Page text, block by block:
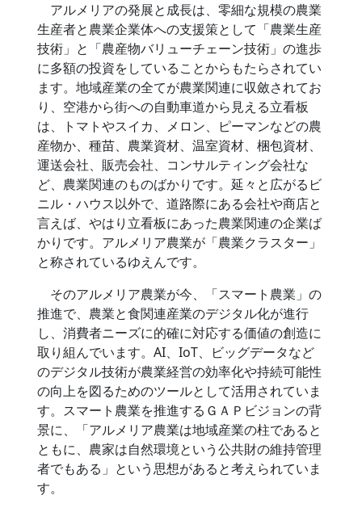
アルメリアの発展と成長は、零細な規模の農業
生産者と農業企業体への支援策として「農業生産
技術」と「農産物バリューチェーン技術」の進歩
に多額の投資をしていることからもたらされてい
ます。地域産業の全てが農業関連に収斂されてお
り、空港から街への自動車道から見える立看板
は、トマトやスイカ、メロン、ピーマンなどの農
産物か、種苗、農業資材、温室資材、梱包資材、
運送会社、販売会社、コンサルティング会社な
ど、農業関連のものばかりです。延々と広がるビ
ニル・ハウス以外で、道路際にある会社や商店と
言えば、やはり立看板にあった農業関連の企業ば
かりです。アルメリア農業が「農業クラスター」
と称されているゆえんです。
そのアルメリア農業が今、「スマート農業」の
推進で、農業と食関連産業のデジタル化が進行
し、消費者ニーズに的確に対応する価値の創造に
取り組んでいます。AI、IoT、ビッグデータなど
のデジタル技術が農業経営の効率化や持続可能性
の向上を図るためのツールとして活用されていま
す。スマート農業を推進するＧＡＰビジョンの背
景に、「アルメリア農業は地域産業の柱であると
ともに、農家は自然環境という公共財の維持管理
者でもある」という思想があると考えられていま
す。